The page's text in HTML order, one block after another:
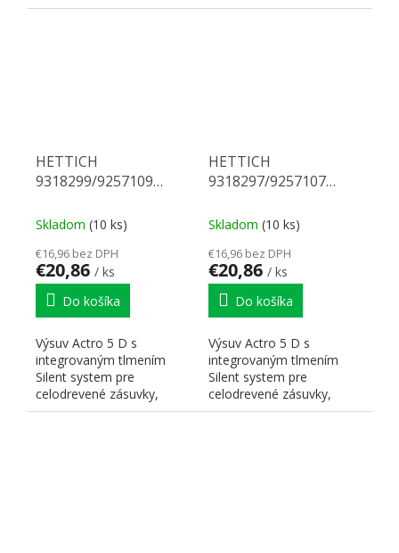
Nosnosť 70 kg, dĺžka 580
Nosnosť 70 kg, dĺžka 550
HETTICH
9318299/9257109
70 kg SiSy P
Skladom (10 ks)
€16,96 bez DPH
€20,86 / ks
Do košíka
Výsuv Actro 5 D s
integrovaným tlmením
Silent system pre
celodrevené zásuvky,
pravý. Nosnosť 70 kg,
HETTICH
9318297/9257107
70 kg SiSy P
Skladom (10 ks)
€16,96 bez DPH
€20,86 / ks
Do košíka
Výsuv Actro 5 D s
integrovaným tlmením
Silent system pre
celodrevené zásuvky,
pravý. Nosnosť 70 kg,